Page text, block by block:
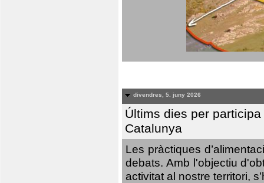
divendres, 5. juny 2026
Últims dies per
Catalunya
Les pràctiques
debats. Amb l'objectiu
activitat al nostre territori,